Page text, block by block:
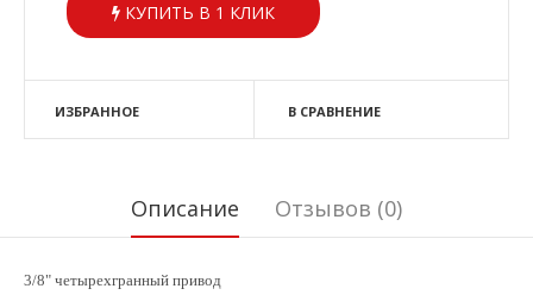
КУПИТЬ В 1 КЛИК
ИЗБРАННОЕ В СРАВНЕНИЕ
Описание Отзывов (0)
3/8" четырехгранный привод